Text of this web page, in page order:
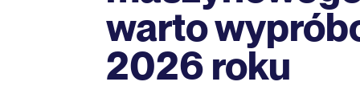
warto
2026 roku